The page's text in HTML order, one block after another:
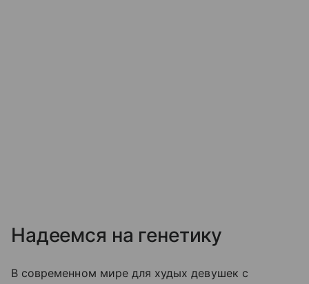
Надеемся на генетику
В современном мире для худых девушек с